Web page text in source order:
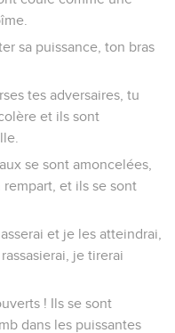
sa puissance, ton bras
tes adversaires, tu
et ils sont
se sont amoncelées,
rempart, et ils se sont
et je les atteindrai,
je tirerai
! Ils se sont
dans les puissantes